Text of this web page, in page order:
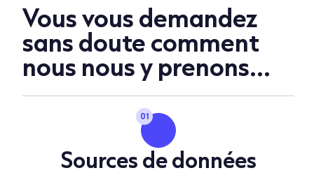
Vous vous demandez
sans doute comment
nous nous y prenons...
01
Sources de données